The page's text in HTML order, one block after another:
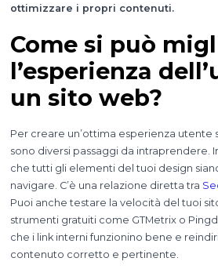
ottimizzare i propri contenuti.
Come si può
l’esperienza
un sito web?
Per creare un’ottima esperienza utente
sono diversi passaggi da intraprendere.
che tutti gli elementi del tuoi design
navigare. C’è una relazione diretta tra
Puoi anche testare la velocità del tuoi
strumenti gratuiti come GTMetrix o
che i link interni funzionino bene e
contenuto corretto e pertinente.